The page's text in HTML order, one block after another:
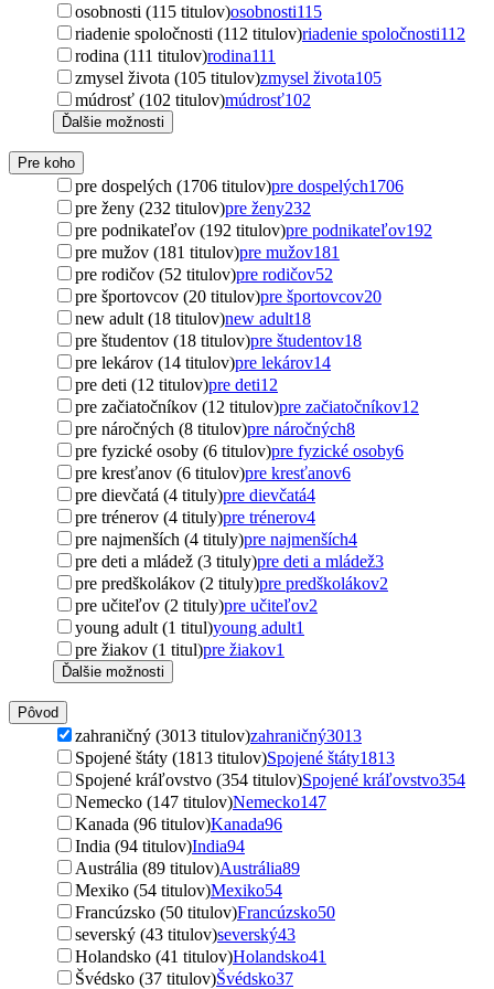
osobnosti (115 titulov)osobnosti115
riadenie spoločnosti (112 titulov)riadenie spoločnosti112
rodina (111 titulov)rodina111
zmysel života (105 titulov)zmysel života105
múdrosť (102 titulov)múdrosť102
Ďalšie možnosti
Pre koho
pre dospelých (1706 titulov)pre dospelých1706
pre ženy (232 titulov)pre ženy232
pre podnikateľov (192 titulov)pre podnikateľov192
pre mužov (181 titulov)pre mužov181
pre rodičov (52 titulov)pre rodičov52
pre športovcov (20 titulov)pre športovcov20
new adult (18 titulov)new adult18
pre študentov (18 titulov)pre študentov18
pre lekárov (14 titulov)pre lekárov14
pre deti (12 titulov)pre deti12
pre začiatočníkov (12 titulov)pre začiatočníkov12
pre náročných (8 titulov)pre náročných8
pre fyzické osoby (6 titulov)pre fyzické osoby6
pre kresťanov (6 titulov)pre kresťanov6
pre dievčatá (4 tituly)pre dievčatá4
pre trénerov (4 tituly)pre trénerov4
pre najmenších (4 tituly)pre najmenších4
pre deti a mládež (3 tituly)pre deti a mládež3
pre predškolákov (2 tituly)pre predškolákov2
pre učiteľov (2 tituly)pre učiteľov2
young adult (1 titul)young adult1
pre žiakov (1 titul)pre žiakov1
Ďalšie možnosti
Pôvod
zahraničný (3013 titulov)zahraničný3013
Spojené štáty (1813 titulov)Spojené štáty1813
Spojené kráľovstvo (354 titulov)Spojené kráľovstvo354
Nemecko (147 titulov)Nemecko147
Kanada (96 titulov)Kanada96
India (94 titulov)India94
Austrália (89 titulov)Austrália89
Mexiko (54 titulov)Mexiko54
Francúzsko (50 titulov)Francúzsko50
severský (43 titulov)severský43
Holandsko (41 titulov)Holandsko41
Švédsko (37 titulov)Švédsko37